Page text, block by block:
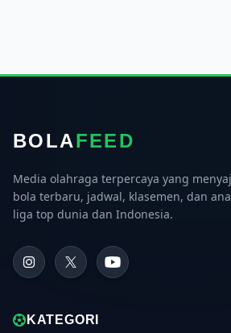
BOLAFEED
Media olahraga terpercaya yang
bola terbaru, jadwal, klasemen, dan
liga top dunia dan Indonesia.
KATEGORI